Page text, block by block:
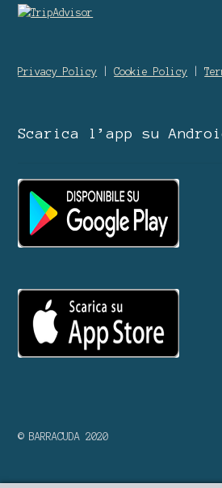
Privacy Policy |Cookie Policy |
Scarica l’app su
© BARRACUDA 2020